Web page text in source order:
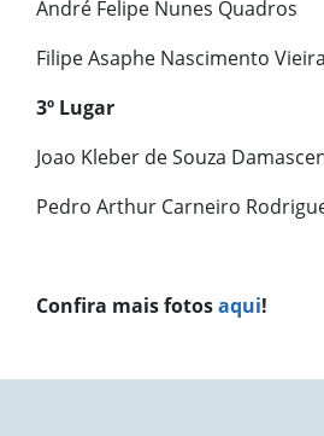
André Felipe Nunes Quadros
Filipe Asaphe Nascimento Vieira
3º Lugar
Joao Kleber de Souza
Pedro Arthur Carneiro
Confira mais fotosaqui!